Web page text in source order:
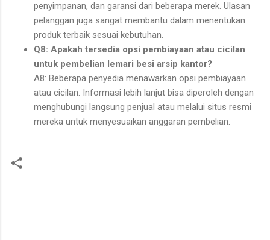
penyimpanan, dan garansi dari beberapa merek. Ulasan
pelanggan juga sangat membantu dalam menentukan
produk terbaik sesuai kebutuhan.
Q8: Apakah tersedia opsi pembiayaan atau cicilan
untuk pembelian lemari besi arsip kantor?
A8: Beberapa penyedia menawarkan opsi pembiayaan
atau cicilan. Informasi lebih lanjut bisa diperoleh dengan
menghubungi langsung penjual atau melalui situs resmi
mereka untuk menyesuaikan anggaran pembelian.